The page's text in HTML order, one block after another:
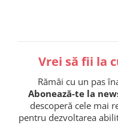
Vrei să fii la
Rămâi cu un pas
Abonează-te la
descoperă cele mai
pentru dezvoltarea